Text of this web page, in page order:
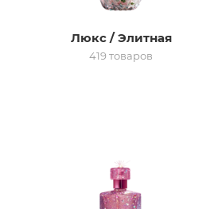
Люкс / Элитная
419 товаров